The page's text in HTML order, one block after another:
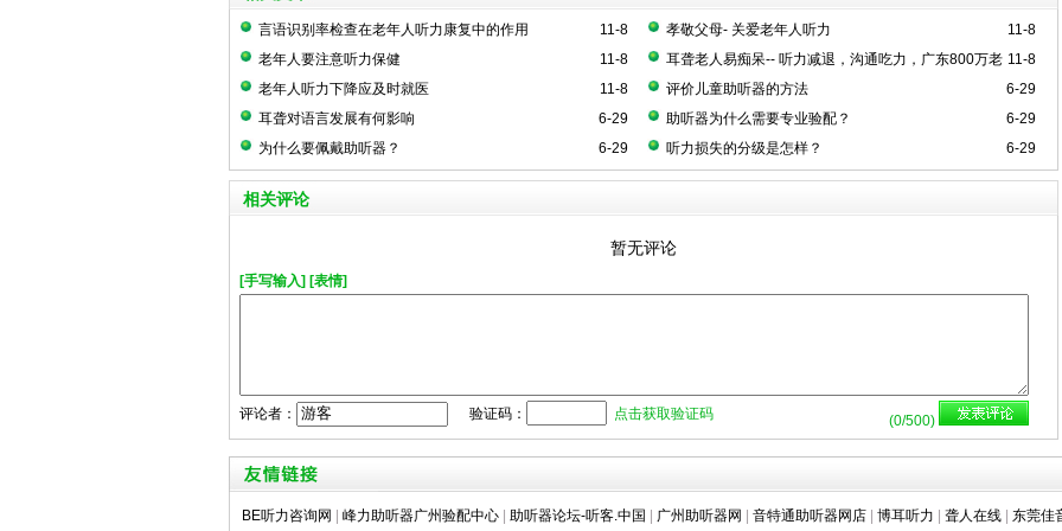
11-8
言语识别率检查在老年人听力康复中的作用 11-8
孝敬父母- 关爱老年人听力
11-8
老年人要注意听力保健 11-8
耳聋老人易痴呆-- 听力减退，沟通吃力，广东800万老
要警惕！
11-8
老年人听力下降应及时就医 6-29
评价儿童助听器的方法
6-29
耳聋对语言发展有何影响 6-29
助听器为什么需要专业验配？
6-29
为什么要佩戴助听器？ 6-29
听力损失的分级是怎样？
相关评论
暂无评论
[手写输入] [表情]
(0/500)
评论者： 验证码： 点击获取验证码
BE听力咨询网 峰力助听器广州验配中心 助听器论坛-听客.中国 广州助听器网 音特通助听器网店 博耳听力 聋人在线 东莞佳